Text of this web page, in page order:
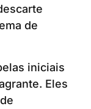
de
iniciais
Eles